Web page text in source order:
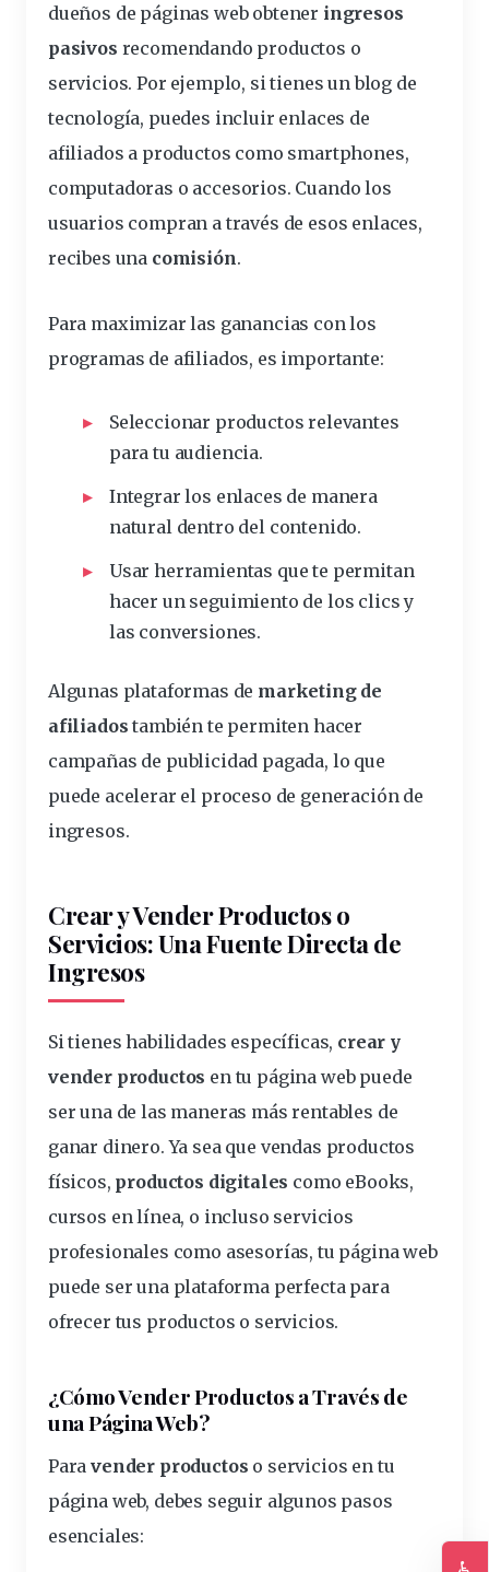
dueños de páginas web obtener ingresos
pasivos recomendando productos o
servicios. Por ejemplo, si tienes un blog de
tecnología, puedes incluir enlaces de
afiliados a productos como smartphones,
computadoras o accesorios. Cuando los
usuarios compran a través de esos enlaces,
recibes una comisión.
Para maximizar las ganancias con los
programas de afiliados, es importante:
Seleccionar productos relevantes
para tu audiencia.
Integrar los enlaces de manera
natural dentro del contenido.
Usarherramientas que te permitan
hacer un seguimiento de los clics y
las conversiones.
Algunas plataformas de marketing de
afiliados también te permiten hacer
campañas de publicidad pagada, lo que
puede acelerar el proceso de generación de
ingresos.
Crear y Vender Productos o
Servicios: Una Fuente Directa de
Ingresos
Si tienes habilidades específicas, crear y
vender productos en tu página web puede
ser una de las maneras más rentables de
ganar dinero. Ya sea que vendas productos
físicos, productos digitales como eBooks,
cursos en línea, o incluso servicios
profesionales como asesorías, tu página web
puede ser una plataforma perfecta para
ofrecer tus productos o servicios.
¿Cómo Vender Productos a Través de
una Página Web?
Paravender productos o servicios en tu
página web, debes seguir algunos pasos
esenciales: